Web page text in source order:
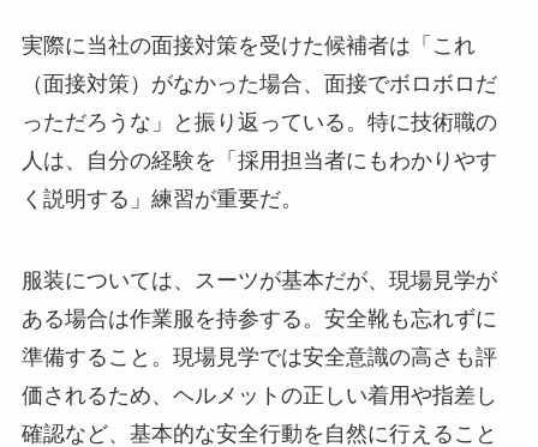
実際に当社の面接対策を受けた候補者は「これ
（面接対策）がなかった場合、面接でボロボロだ
っただろうな」と振り返っている。特に技術職の
人は、自分の経験を「採用担当者にもわかりやす
く説明する」練習が重要だ。
服装については、スーツが基本だが、現場見学が
ある場合は作業服を持参する。安全靴も忘れずに
準備すること。現場見学では安全意識の高さも評
価されるため、ヘルメットの正しい着用や指差し
確認など、基本的な安全行動を自然に行えること